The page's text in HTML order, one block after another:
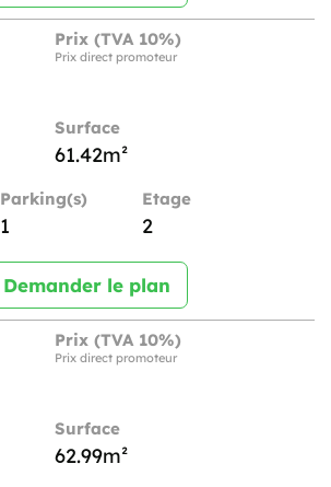
Prix (TVA 10%)
Prix direct promoteur
Surface
61.42m²
Parking(s)
1
Etage
2
Demander le plan
Prix (TVA 10%)
Prix direct promoteur
Surface
62.99m²